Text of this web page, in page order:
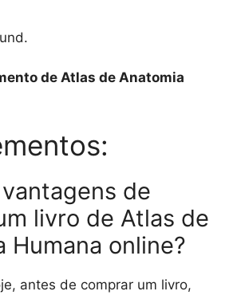
de Atlas de Anatomia
de
livro de Atlas de
Humana online?
antes de comprar um livro,